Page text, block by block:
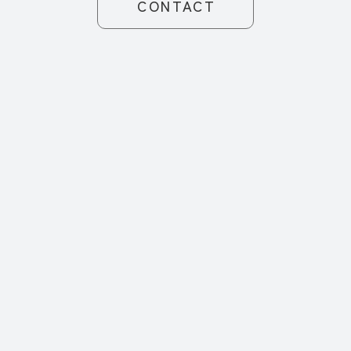
CONTACT